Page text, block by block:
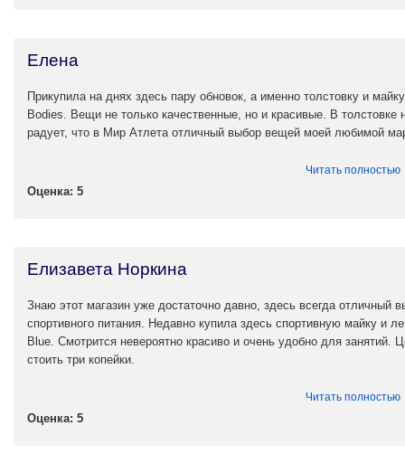
Елена
Прикупила на днях здесь пару обновок, а именно толстовку и
Bodies. Вещи не только качественные, но и красивые. В
радует, что в Мир Атлета отличный выбор вещей моей любимой
Читать полностью
Оценка: 5
Елизавета Норкина
Знаю этот магазин уже достаточно давно, здесь всегда отличный
спортивного питания. Недавно купила здесь спортивную майку и
Blue. Смотрится невероятно красиво и очень удобно для занятий.
стоить три копейки.
Читать полностью
Оценка: 5